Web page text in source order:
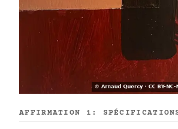
AFFIRMATION 1: